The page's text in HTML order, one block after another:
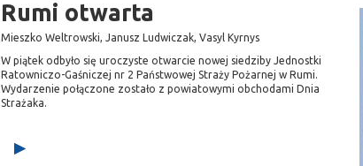
Rumi otwarta
Mieszko Weltrowski, Janusz Ludwiczak, Vasyl Kyrnys
W piątek odbyło się uroczyste otwarcie nowej siedziby Jednostki
Ratowniczo-Gaśniczej nr 2 Państwowej Straży Pożarnej w Rumi.
Wydarzenie połączone zostało z powiatowymi obchodami Dnia
Strażaka.